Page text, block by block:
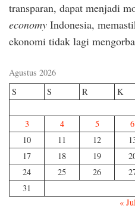
transparan, dapat menjadi
economy Indonesia,
ekonomi tidak lagi
Agustus 2026
S
S R K
3
4 5 6
10
11 12
17
18 19
24
25 26
31
« Jul